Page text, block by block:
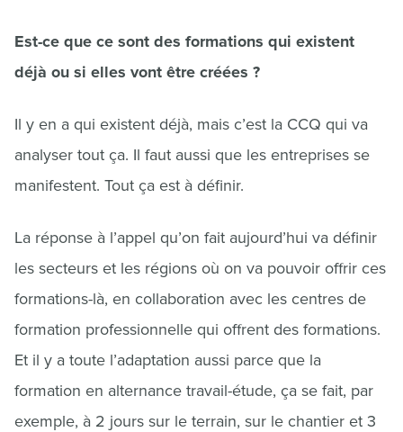
Est-ce que ce sont des formations qui existent
déjà ou si elles vont être créées ?
Il y en a qui existent déjà, mais c’est la CCQ qui va
analyser tout ça. Il faut aussi que les entreprises se
manifestent. Tout ça est à définir.
La réponse à l’appel qu’on fait aujourd’hui va définir
les secteurs et les régions où on va pouvoir offrir ces
formations-là, en collaboration avec les centres de
formation professionnelle qui offrent des formations.
Et il y a toute l’adaptation aussi parce que la
formation en alternance travail-étude, ça se fait, par
exemple, à 2 jours sur le terrain, sur le chantier et 3